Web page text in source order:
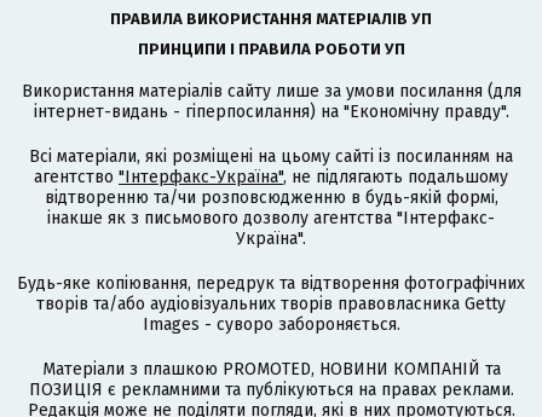
ПРАВИЛА ВИКОРИСТАННЯ МАТЕРІАЛІВ УП
ПРИНЦИПИ І ПРАВИЛА РОБОТИ УП
Використання матеріалів сайту лише за умови посилання (для
інтернет-видань - гіперпосилання) на "Економічну правду".
Всі матеріали, які розміщені на цьому сайті із посиланням на
агентство "Інтерфакс-Україна", не підлягають подальшому
відтворенню та/чи розповсюдженню в будь-якій формі,
інакше як з письмового дозволу агентства "Інтерфакс-
Україна".
Будь-яке копіювання, передрук та відтворення фотографічних
творів та/або аудіовізуальних творів правовласника Getty
Images - суворо забороняється.
Матеріали з плашкою PROMOTED, НОВИНИ КОМПАНІЙ та
ПОЗИЦІЯ є рекламними та публікуються на правах реклами.
Редакція може не поділяти погляди, які в них промотуються.